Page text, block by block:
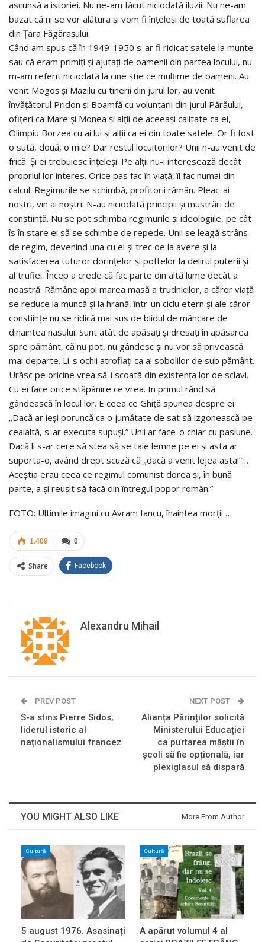
ascunsă a istoriei. Nu ne-am făcut niciodată iluzii. Nu ne-am
bazat că ni se vor alătura și vom fi înțeleși de toată suflarea
din Țara Făgărașului.
Când am spus că în 1949-1950 s-ar fi ridicat satele la munte
sau că eram primiți și ajutați de oamenii din partea locului, nu
m-am referit niciodată la cine știe ce mulțime de oameni. Au
venit Mogoș și Mazilu cu tinerii din jurul lor, au venit
învățătorul Pridon și Boamfă cu voluntarii din jurul Părăului,
ofițeri ca Mare și Monea și alții de aceeași calitate ca ei,
Olimpiu Borzea cu ai lui și alții ca ei din toate satele. Or fi fost
o sută, două, o mie? Dar restul locuitorilor? Unii n-au venit de
frică. Și ei trebuiesc înțeleși. Pe alții nu-i interesează decât
propriul lor interes. Orice pas fac în viață, îl fac numai din
calcul. Regimurile se schimbă, profitorii rămân. Pleac-ai
noștri, vin ai noștri. N-au niciodată principii și mustrări de
conștiință. Nu se pot schimba regimurile și ideologiile, pe cât
îs în stare ei să se schimbe de repede. Unii se leagă strâns
de regim, devenind una cu el și trec de la avere și la
satisfacerea tuturor dorințelor și poftelor la delirul puterii și
al trufiei. Încep a crede că fac parte din altă lume decât a
noastră. Rămâne apoi marea masă a trudnicilor, a căror viață
se reduce la muncă și la hrană, într-un ciclu etern și ale căror
conștiințe nu se ridică mai sus de blidul de mâncare de
dinaintea nasului. Sunt atât de apăsați și dresați în apăsarea
spre pământ, că nu pot, nu gândesc și nu vor să privească
mai departe. Li-s ochii atrofiați ca ai sobolilor de sub pământ.
Urăsc pe oricine vrea să-i scoată din existența lor de sclavi.
Cu ei face orice stăpânire ce vrea. In primul rând să
gândească în locul lor. E ceea ce Ghiță spunea despre ei:
„Dacă ar ieși poruncă ca o jumătate de sat să izgonească pe
cealaltă, s-ar executa supuși.” Unii ar face-o chiar cu pasiune.
Dacă li s-ar cere să stea să se taie lemne pe ei și asta ar
suporta-o, având drept scuză că „dacă a venit lejea asta!”…
Aceștia erau ceea ce regimul comunist dorea și, în bună
parte, a și reușit să facă din întregul popor român.”
FOTO: Ultimile imagini cu Avram Iancu, înaintea morții…
0
1.409
Share Facebook
Alexandru Mihail
PREV POST
S-a stins Pierre Sidos,
liderul istoric al
naționalismului francez
NEXT POST
Alianța Părinților solicită
Ministerului Educației
ca purtarea măștii în
școli să fie opțională, iar
plexiglasul să dispară
YOU MIGHT ALSO LIKE More From Author
Cultură
5 august 1976. Asasinați
Cultură
A apărut volumul 4 al